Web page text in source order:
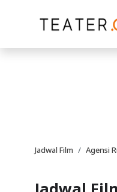
Jadwal Film Agensi